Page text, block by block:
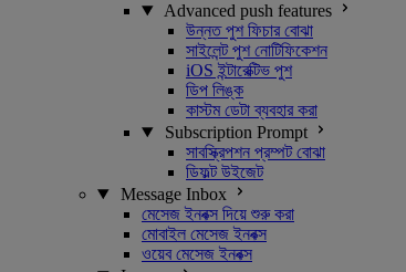
Advanced push features
উন্নত পুশ ফিচার বোঝা
সাইলেন্ট পুশ নোটিফিকেশন
iOS ইন্টারেক্টিভ পুশ
ডিপ লিঙ্ক
কাস্টম ডেটা ব্যবহার করা
Subscription Prompt
সাবস্ক্রিপশন প্রম্পট বোঝা
ডিফল্ট উইজেট
Message Inbox
মেসেজ ইনবক্স দিয়ে শুরু করা
মোবাইল মেসেজ ইনবক্স
ওয়েব মেসেজ ইনবক্স